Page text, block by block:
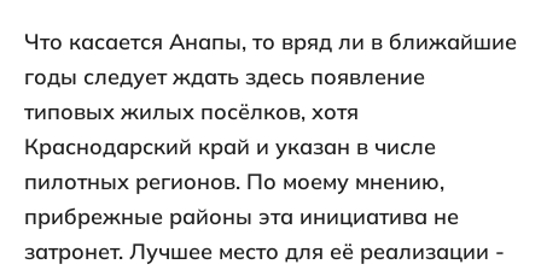
Что касается Анапы, то вряд ли в ближайшие
годы следует ждать здесь появление
типовых жилых посёлков, хотя
Краснодарский край и указан в числе
пилотных регионов. По моему мнению,
прибрежные районы эта инициатива не
затронет. Лучшее место для её реализации -